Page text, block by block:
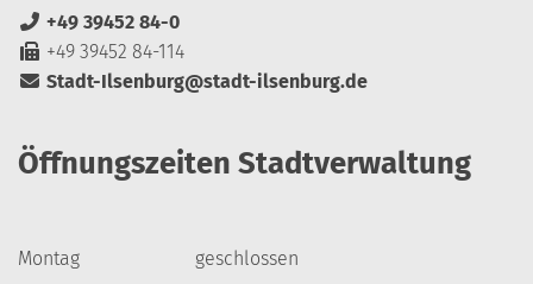
+49 39452 84-0
+49 39452 84-114
Stadt-Ilsenburg@stadt-ilsenburg.de
Öffnungszeiten Stadtverwaltung
Montag
geschlossen